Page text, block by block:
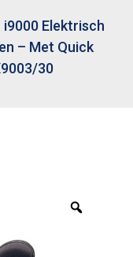
i9000 Elektrisch
– Met Quick
30